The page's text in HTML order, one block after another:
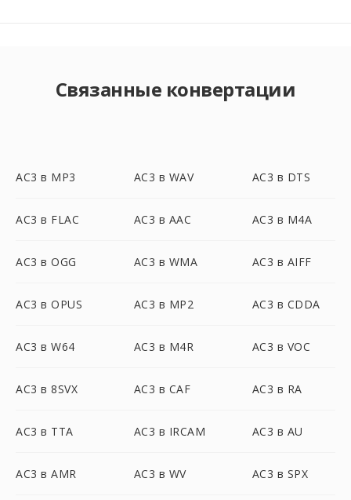
Связанные конвертации
AC3 в MP3 AC3 в WAV AC3 в DTS
AC3 в FLAC AC3 в AAC AC3 в M4A
AC3 в OGG AC3 в WMA AC3 в AIFF
AC3 в OPUS AC3 в MP2 AC3 в CDDA
AC3 в W64 AC3 в M4R AC3 в VOC
AC3 в 8SVX AC3 в CAF AC3 в RA
AC3 в TTA AC3 в IRCAM AC3 в AU
AC3 в AMR AC3 в WV AC3 в SPX